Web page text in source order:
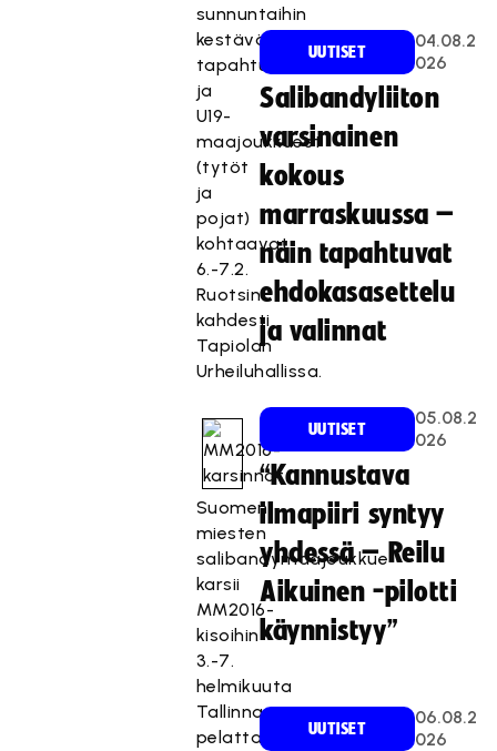
sunnuntaihin
kestävässä
tapahtumassa
ja
U19-
maajoukkueet
(tytöt
ja
pojat)
kohtaavat
6.-7.2.
Ruotsin
kahdesti
Tapiolan
Urheiluhallissa.
Suomen
miesten
salibandymaajoukkue
karsii
MM2016-
kisoihin
3.-7.
helmikuuta
Tallinnassa
pelattavassa
UUTISET
04.08.2
026
Salibandyliiton
varsinainen
kokous
marraskuussa –
näin tapahtuvat
ehdokasasettelu
ja valinnat
UUTISET
05.08.2
026
“Kannustava
ilmapiiri syntyy
yhdessä – Reilu
Aikuinen -pilotti
käynnistyy”
UUTISET
06.08.2
026